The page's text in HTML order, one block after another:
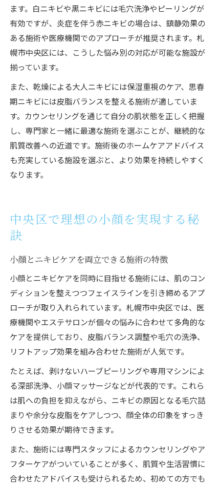
ます。白ニキビや黒ニキビには毛穴洗浄やピーリングが
有効ですが、炎症を伴う赤ニキビの場合は、鎮静効果の
ある施術や医療機関でのアプローチが推奨されます。札
幌市中央区には、こうした悩み別の対応が可能な施設が
揃っています。
また、乾燥による大人ニキビには保湿重視のケア、思春
期ニキビには皮脂バランスを整える施術が適していま
す。カウンセリングを通じて自分の肌状態を正しく把握
し、専門家と一緒に最適な施術を選ぶことが、継続的な
肌質改善への近道です。施術後のホームケアアドバイス
も充実している施設を選ぶと、より効果を持続しやすく
なります。
中央区で理想の小顔を実現する秘
訣
小顔とニキビケアを両立できる施術の特徴
小顔とニキビケアを同時に目指せる施術には、肌のコン
ディションを整えつつフェイスラインを引き締めるアプ
ローチが取り入れられています。札幌市中央区では、医
療機関やエステサロンが個々の悩みに合わせて多角的な
ケアを提供しており、皮脂バランス調整や毛穴の洗浄、
リフトアップ効果を組み合わせた施術が人気です。
たとえば、剥けないハーブピーリングや専用マシンによ
る深部洗浄、小顔マッサージなどが代表的です。これら
は肌への負担を抑えながら、ニキビの原因となる毛穴詰
まりや余分な皮脂をケアしつつ、顔全体の印象をすっき
りさせる効果が期待できます。
また、施術には専門スタッフによるカウンセリングやア
フターケアがついていることが多く、肌質や生活習慣に
合わせたアドバイスも受けられるため、初めての方でも